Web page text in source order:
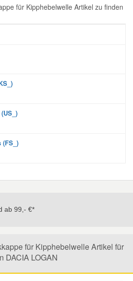
für Kipphebelwelle Artikel zu finden
(FS_)
ab 99,- €*
für Kipphebelwelle Artikel für
DACIA LOGAN